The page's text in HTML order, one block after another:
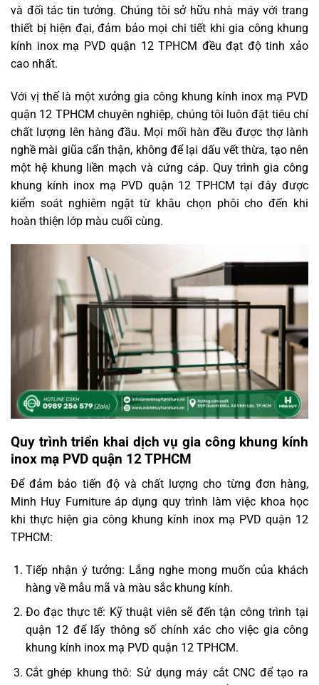
và đối tác tin tưởng. Chúng tôi sở hữu nhà máy với trang
thiết bị hiện đại, đảm bảo mọi chi tiết khi gia công khung
kính inox mạ PVD quận 12 TPHCM đều đạt độ tinh xảo
cao nhất.
Với vị thế là một xưởng gia công khung kính inox mạ PVD
quận 12 TPHCM chuyên nghiệp, chúng tôi luôn đặt tiêu chí
chất lượng lên hàng đầu. Mọi mối hàn đều được thợ lành
nghề mài giũa cẩn thận, không để lại dấu vết thừa, tạo nên
một hệ khung liền mạch và cứng cáp. Quy trình gia công
khung kính inox mạ PVD quận 12 TPHCM tại đây được
kiểm soát nghiêm ngặt từ khâu chọn phôi cho đến khi
hoàn thiện lớp màu cuối cùng.
Quy trình triển khai dịch vụ gia công khung kính
inox mạ PVD quận 12 TPHCM
Để đảm bảo tiến độ và chất lượng cho từng đơn hàng,
Minh Huy Furniture áp dụng quy trình làm việc khoa học
khi thực hiện gia công khung kính inox mạ PVD quận 12
TPHCM:
Tiếp nhận ý tưởng: Lắng nghe mong muốn của khách
hàng về mẫu mã và màu sắc khung kính.
Đo đạc thực tế: Kỹ thuật viên sẽ đến tận công trình tại
quận 12 để lấy thông số chính xác cho việc gia công
khung kính inox mạ PVD quận 12 TPHCM.
Cắt ghép khung thô: Sử dụng máy cắt CNC để tạo ra